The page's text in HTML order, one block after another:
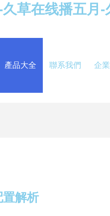
草在线播五月
產品大全 聯系我們 企
解析